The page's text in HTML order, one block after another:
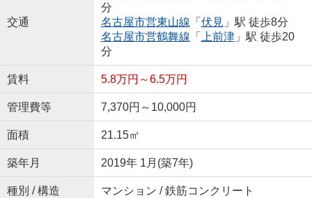
交通
分
名古屋市営東山線 「 伏見 」駅 徒歩8分
名古屋市営鶴舞線 「 上前津」駅 徒歩20
分
賃料 5.8万円～6.5万円
管理費等 7,370円～10,000円
面積 21.15㎡
築年月 2019年 1月(築7年)
種別 / 構造 マンション / 鉄筋コンクリート